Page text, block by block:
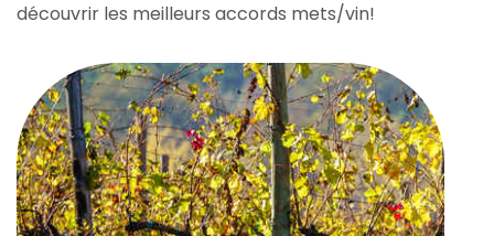
découvrir les meilleurs accords mets/vin!